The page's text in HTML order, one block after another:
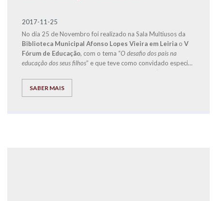
2017-11-25
No dia 25 de Novembro foi realizado na Sala Multiusos da
Biblioteca Municipal Afonso Lopes Vieira em Leiria o V
Fórum de Educação, com o tema “O desafio dos pais na
educação dos seus filhos” e que teve como convidado especial
Bora Lá!” e “Do Secundário à Universidade com Sucesso –
SABER MAIS